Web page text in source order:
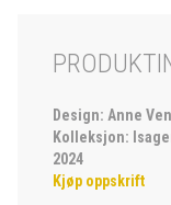
Design: Anne
Kolleksjon:
2024
Kjøp oppskrift